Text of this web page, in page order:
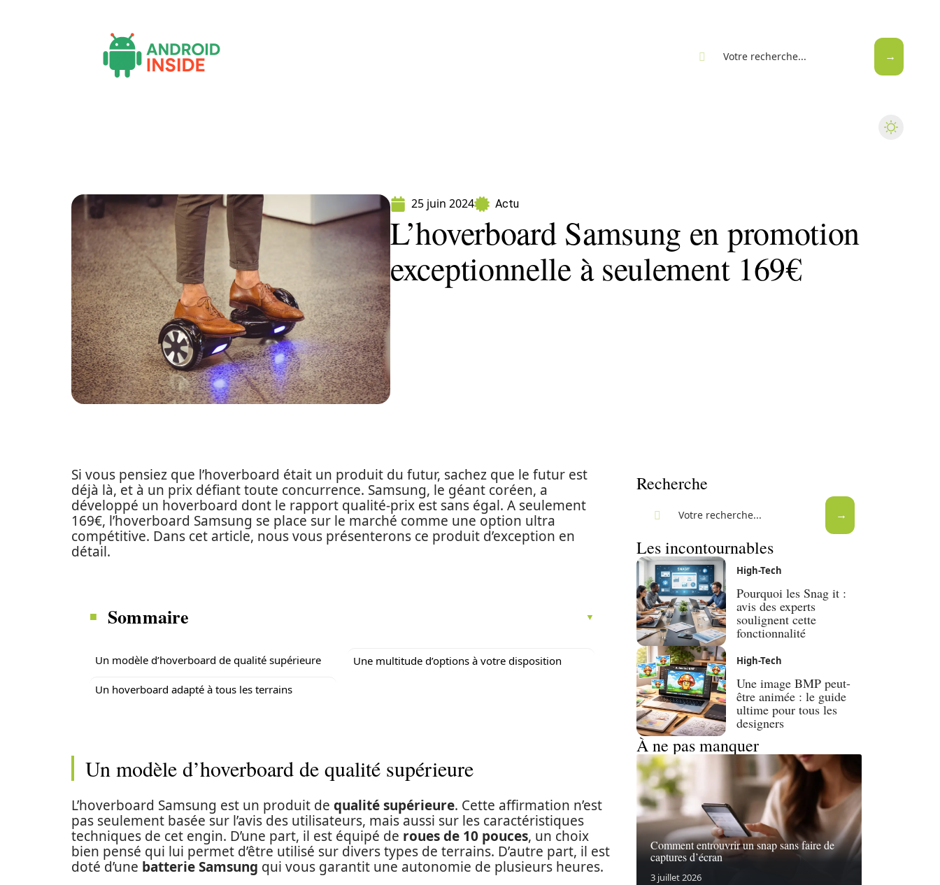
25 juin 2024 Actu
L’hoverboard Samsung en promotion
exceptionnelle à seulement 169€
Si vous pensiez que l’hoverboard était un produit du futur, sachez que le futur est
déjà là, et à un prix défiant toute concurrence. Samsung, le géant coréen, a
développé un hoverboard dont le rapport qualité-prix est sans égal. A seulement
169€, l’hoverboard Samsung se place sur le marché comme une option ultra
compétitive. Dans cet article, nous vous présenterons ce produit d’exception en
détail.
Sommaire
Un modèle d’hoverboard de qualité supérieure
Un hoverboard adapté à tous les terrains
Une multitude d’options à votre disposition
Un modèle d’hoverboard de qualité supérieure
L’hoverboard Samsung est un produit de qualité supérieure. Cette affirmation n’est
pas seulement basée sur l’avis des utilisateurs, mais aussi sur les caractéristiques
techniques de cet engin. D’une part, il est équipé de roues de 10 pouces, un choix
bien pensé qui lui permet d’être utilisé sur divers types de terrains. D’autre part, il est
doté d’une batterie Samsung qui vous garantit une autonomie de plusieurs heures.
Recherche
Les incontournables
High-Tech
Pourquoi les Snag it :
avis des experts
soulignent cette
fonctionnalité
High-Tech
Une image BMP peut-
être animée : le guide
ultime pour tous les
designers
À ne pas manquer
Comment entrouvrir un snap sans faire de
captures d’écran
3 juillet 2026